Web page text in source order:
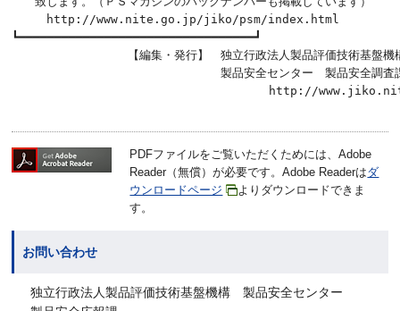
http://www.nite.go.jp/jiko/psm/
┗━━━━━━━━━━━━━━━━━━━━━━━━━━━━━━━━━┛
【編集・発行】　独立行政法人製品評価技術基盤機
製品安全センター　製品安全調査
PDFファイルをご覧いただくためには、Adobe
Reader（無償）が必要です。Adobe Readerはダ
ウンロードページ
よりダウンロードできま
す。
お問い合わせ
独立行政法人製品評価技術基盤機構 製品安全センター